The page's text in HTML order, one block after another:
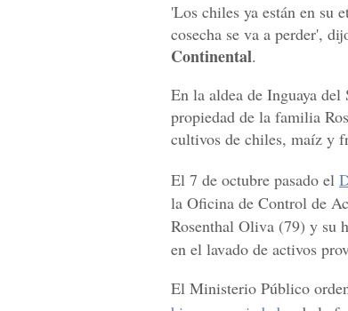
'Los chiles ya están en su
cosecha se va a perder',
Continental.
En la aldea de Inguaya del
propiedad de la familia
cultivos de chiles, maíz y
El 7 de octubre pasado el
la Oficina de Control de
Rosenthal Oliva (79) y su
en el lavado de activos
El Ministerio Público